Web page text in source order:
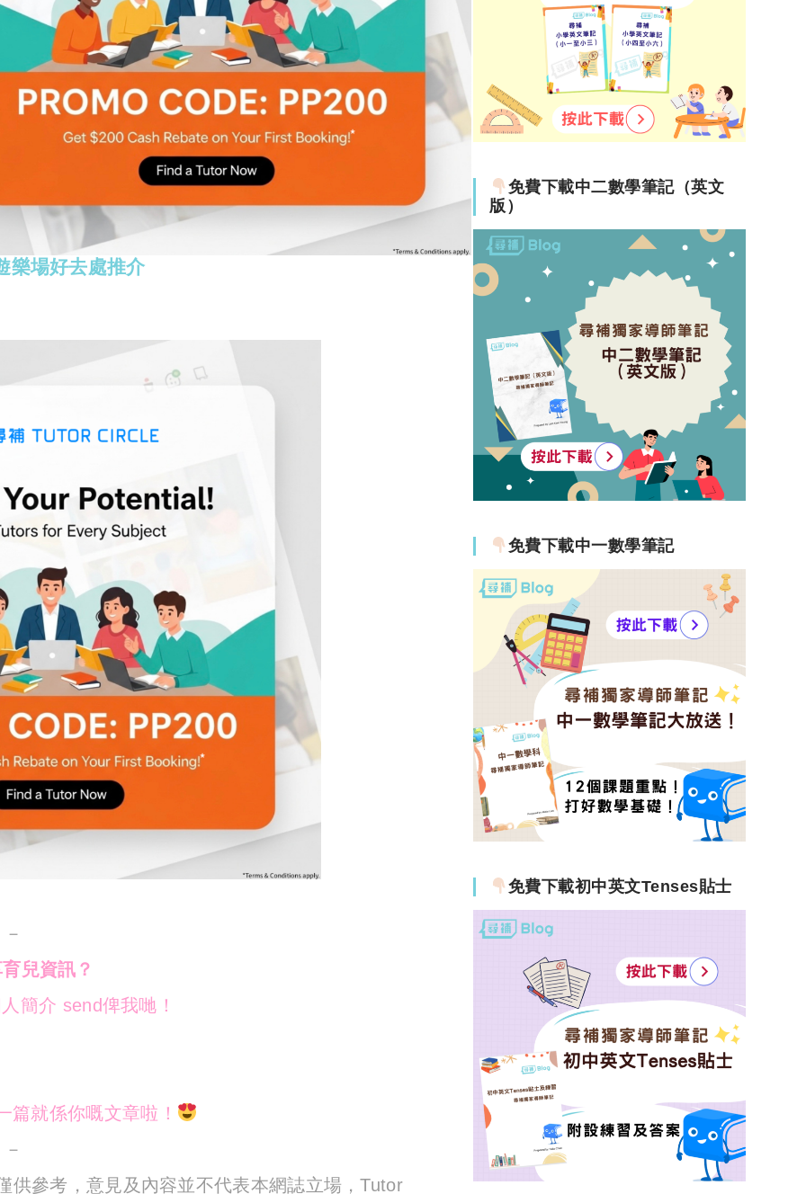
為我哋都隔咗好耐冇去過農場，呀芊成日話要餵羊餵
開始再努力過
下個假係幾時呀！
廳推介 日式｜西餐｜甜品
樂場好去處推介
兒資訊？
簡介 send俾我哋！
篇就係你嘅文章啦！
供參考，意見及內容並不代表本網誌立場，Tutor
免費下載中二數學筆記（英文
版）
免費下載中一數學筆記
免費下載初中英文Tenses貼士